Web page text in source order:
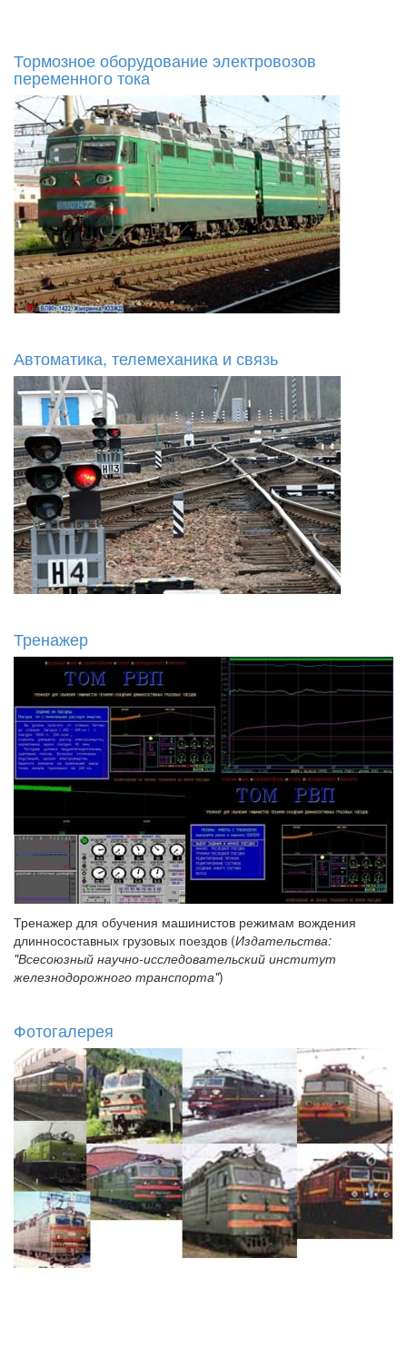
Тормозное оборудование электровозов
переменного тока
Автоматика, телемеханика и связь
Тренажер
Тренажер для обучения машинистов режимам вождения
длинносоставных грузовых поездов (Издательства:
"Всесоюзный научно-исследовательский институт
железнодорожного транспорта")
Фотогалерея